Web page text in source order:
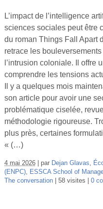
Se
L’impact de l’intelligence
sciences sociales peut être
du roman Things Fall Apart
retrace les
l’intrusion coloniale. Il offre
comprendre les tensions
Il y a quelques mois
son article pour avoir une
problématique ciselée,
méthodologie rigoureuse.
plus près, certaines
« (…)
4 mai 2026 par Dejan Glavas
(ENPC), ESSCA School of
The conversation
58 visites 0